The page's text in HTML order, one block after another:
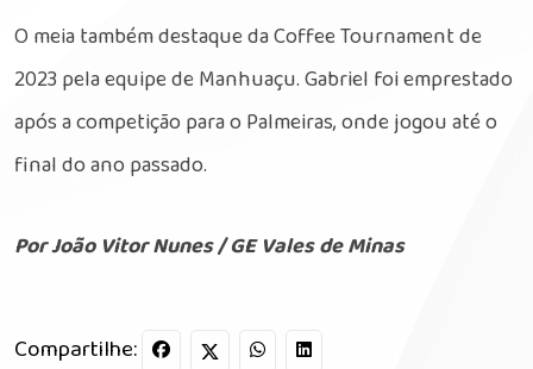
O meia também destaque da Coffee Tournament de
2023 pela equipe de Manhuaçu. Gabriel foi emprestado
após a competição para o Palmeiras, onde jogou até o
final do ano passado.
Por João Vitor Nunes / GE Vales de Minas
Compartilhe: